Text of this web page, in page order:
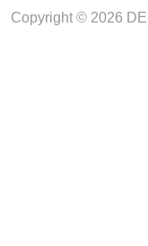
Copyright © 2026